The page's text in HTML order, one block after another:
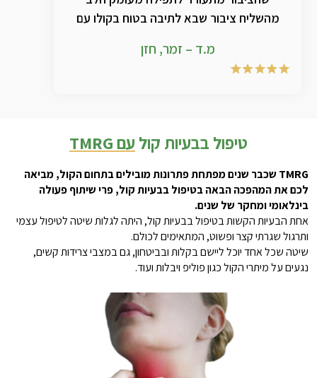
מהשליח ציבור שבא לתיבה בטוח בקולו עם
בחכמה ובמוצרים המדהימים והמפתיעים כל
פעם מחדש .. אין לי מילים לתאר כל שנה מחדש
מ.ד – זמר, חזן
טיפול בבעיות קול עם TMRG
TMRG שכבר שנים מפתחת פתרונות מובילים בתחום הקול, מביאה
לכם את המהפכה הבאה בטיפול בבעיות קול, פרי שיתוף פעולה
בינלאומי ומחקר של שנים.
אחת הבעיות הקשות בטיפול בבעיות קול, היתה לגלות שיטה לטיפול עצמי
ותרגול שגרתי קצר ופשוט, המתאימים לכולם.
שיטה שכל אחד יוכל ליישם בקלות ובביטחון, גם במצבי צרידות קשים,
נגעים על מיתרי הקול כגון פוליפ ויבלות ועוד.